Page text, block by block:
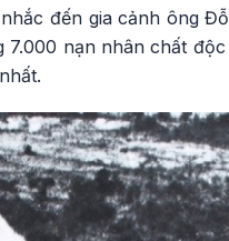
đến gia cảnh ông
nạn nhân chất